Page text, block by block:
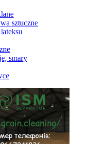
sztuczne
smary